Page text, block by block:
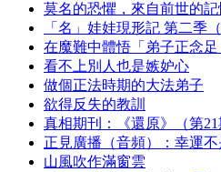
莫名的恐懼，來自前世的記
「名」娃娃現形記 第二季（
在魔難中體悟「弟子正念
看不上別人也是嫉妒心
做個正法時期的大法弟子
欲得反失的教訓
真相期刊：《還原》（第21
正見廣播（音頻）：幸運不
山風吹作滿窗雲